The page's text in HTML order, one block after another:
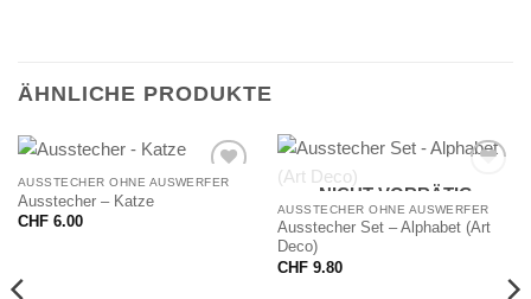
ÄHNLICHE PRODUKTE
AUSSTECHER OHNE AUSWERFER
Ausstecher – Katze
CHF6.00
NICHT VORRÄTIG
AUSSTECHER OHNE AUSWERFER
Ausstecher Set – Alphabet (Art
Deco)
CHF9.80